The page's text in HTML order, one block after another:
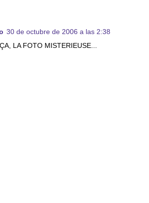
30 de octubre de 2006 a las 2:38
LA FOTO MISTERIEUSE...